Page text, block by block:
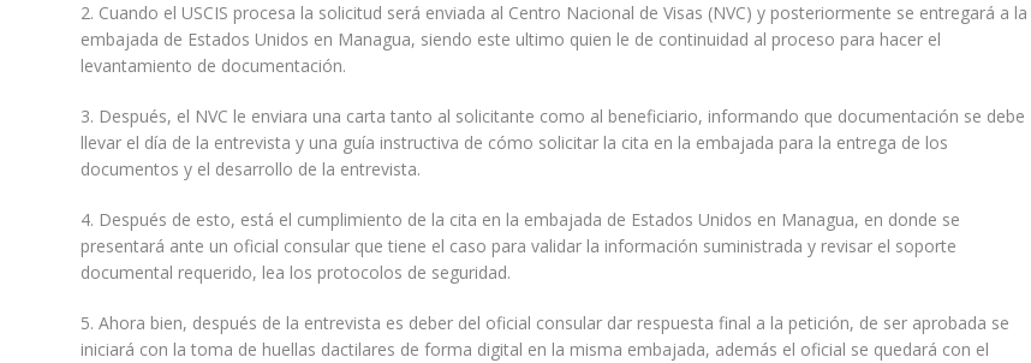
2. Cuando el USCIS procesa la solicitud será enviada al Centro Nacional de Visas (NVC) y posteriormente se entregará a la
embajada de Estados Unidos en Managua, siendo este ultimo quien le de continuidad al proceso para hacer el
levantamiento de documentación.
3. Después, el NVC le enviara una carta tanto al solicitante como al beneficiario, informando que documentación se debe
llevar el día de la entrevista y una guía instructiva de cómo solicitar la cita en la embajada para la entrega de los
documentos y el desarrollo de la entrevista.
4. Después de esto, está el cumplimiento de la cita en la embajada de Estados Unidos en Managua, en donde se
presentará ante un oficial consular que tiene el caso para validar la información suministrada y revisar el soporte
documental requerido, lea los protocolos de seguridad.
5. Ahora bien, después de la entrevista es deber del oficial consular dar respuesta final a la petición, de ser aprobada se
iniciará con la toma de huellas dactilares de forma digital en la misma embajada, además el oficial se quedará con el